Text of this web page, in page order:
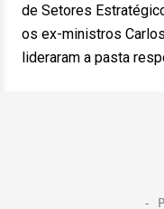
de Setores
os ex-ministros
lideraram a pasta